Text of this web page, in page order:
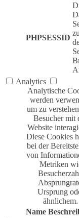
PHPSESSID
Analytics
Analytische
werden
um zu
Besucher mit
Website
Diese Cookies
bei der
von
Metriken
Ursprung
ähnlichem.
Name